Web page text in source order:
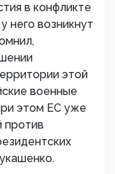
в конфликте
него возникнут
этой
военные
этом ЕС уже
против